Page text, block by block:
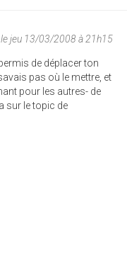
le jeu 13/03/2008 à 21h15
de déplacer ton
pas où le mettre, et
pour les autres- de
sur le topic de